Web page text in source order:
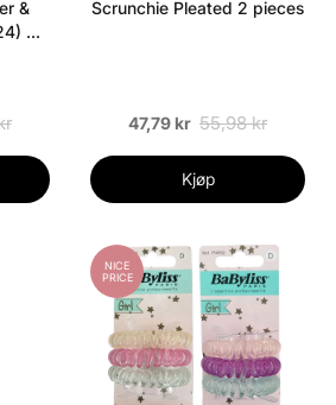
&
6
Scrunchie Pleated 2 pieces
47,79 kr 55,98 kr
Kjøp
NICE
PRICE